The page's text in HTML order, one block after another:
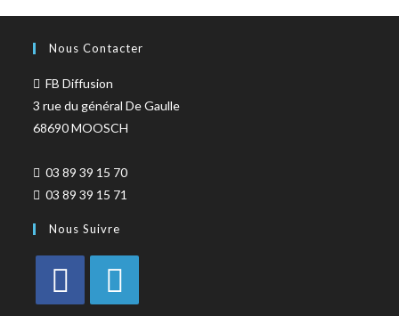
Nous Contacter
FB Diffusion
3 rue du général De Gaulle
68690 MOOSCH
03 89 39 15 70
03 89 39 15 71
Nous Suivre